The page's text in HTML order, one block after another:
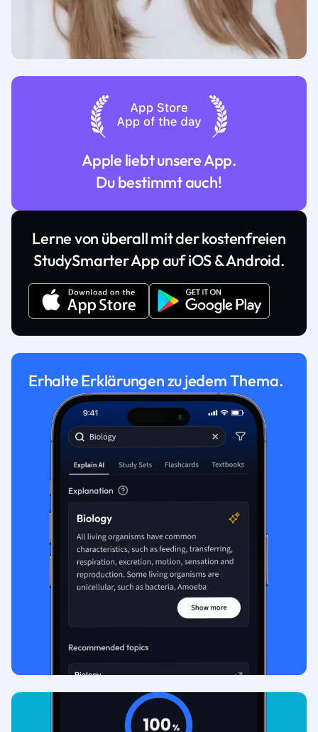
Apple liebt unsere App.
Du bestimmt auch!
Lerne von überall mit der kostenfreien
StudySmarter App auf iOS & Android.
Erhalte Erklärungen zu jedem Thema.